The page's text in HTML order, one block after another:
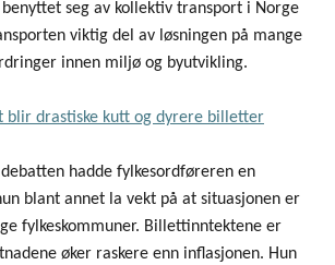
seg av kollektiv transport i Norge
viktig del av løsningen på mange
innen miljø og byutvikling.
blir drastiske kutt og dyrere billetter
hadde fylkesordføreren en
blant annet la vekt på at situasjonen er
fylkeskommuner. Billettinntektene er
øker raskere enn inflasjonen. Hun